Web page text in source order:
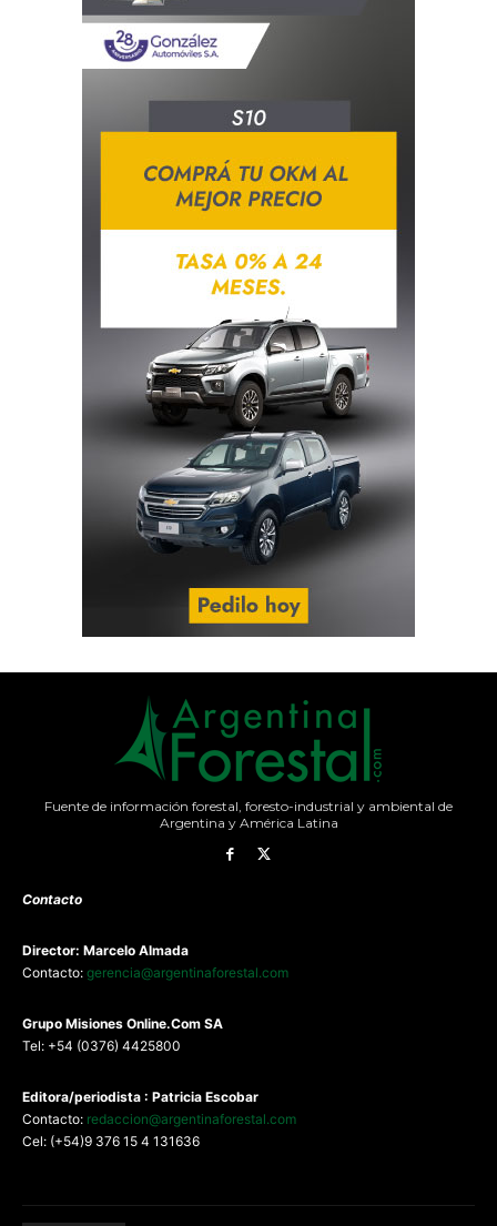
Fuente de información forestal, foresto-industrial y ambiental de
Argentina y América Latina
Contacto
Director: Marcelo Almada
Contacto: gerencia@argentinaforestal.com
Grupo Misiones Online.Com SA
Tel: +54 (0376) 4425800
Editora/periodista : Patricia Escobar
Contacto: redaccion@argentinaforestal.com
Cel: (+54)9 376 15 4 131636